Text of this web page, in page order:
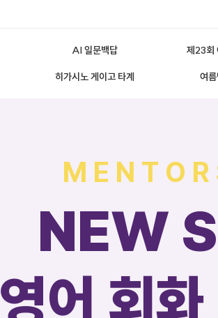
AI 일문백답 제23회
히가시노 게이고 타계 여
M E N T O
NEW
영어 회